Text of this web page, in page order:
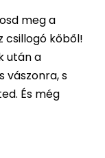
meg a
csillogó kőből!
után a
vászonra, s
És még